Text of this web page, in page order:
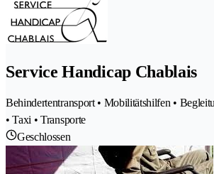
Service Handicap Chablais
Behindertentransport • Mobilitätshilfen •
• Taxi • Transporte
Geschlossen